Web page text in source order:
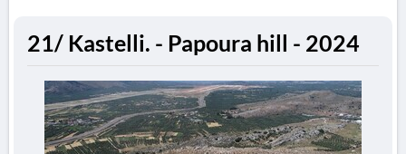
21/ Kastelli. - Papoura hill - 2024